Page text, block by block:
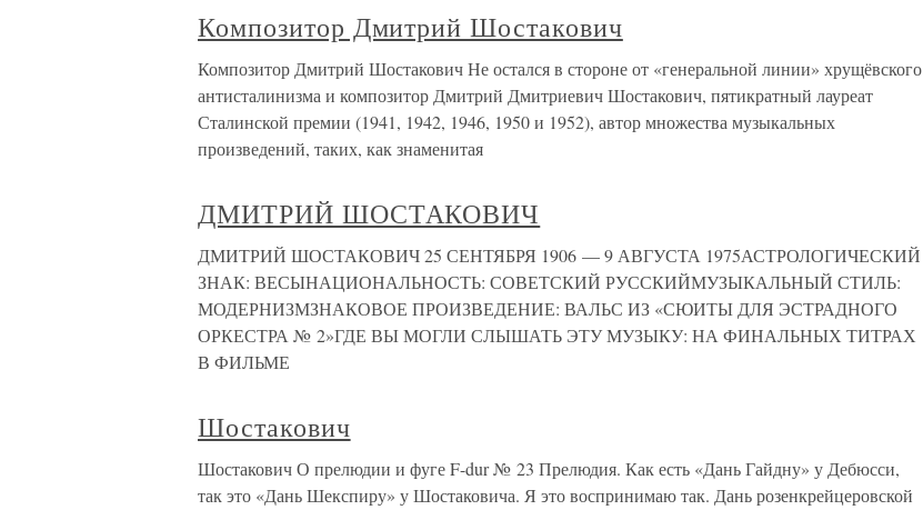
Композитор Дмитрий Шостакович
Композитор Дмитрий Шостакович Не остался в стороне от «генеральной линии» хрущёвского
антисталинизма и композитор Дмитрий Дмитриевич Шостакович, пятикратный лауреат
Сталинской премии (1941, 1942, 1946, 1950 и 1952), автор множества музыкальных
произведений, таких, как знаменитая
ДМИТРИЙ ШОСТАКОВИЧ
ДМИТРИЙ ШОСТАКОВИЧ 25 СЕНТЯБРЯ 1906 — 9 АВГУСТА 1975АСТРОЛОГИЧЕСКИЙ
ЗНАК: ВЕСЫНАЦИОНАЛЬНОСТЬ: СОВЕТСКИЙ РУССКИЙМУЗЫКАЛЬНЫЙ СТИЛЬ:
МОДЕРНИЗМЗНАКОВОЕ ПРОИЗВЕДЕНИЕ: ВАЛЬС ИЗ «СЮИТЫ ДЛЯ ЭСТРАДНОГО
ОРКЕСТРА № 2»ГДЕ ВЫ МОГЛИ СЛЫШАТЬ ЭТУ МУЗЫКУ: НА ФИНАЛЬНЫХ ТИТРАХ
В ФИЛЬМЕ
Шостакович
Шостакович О прелюдии и фуге F-dur № 23 Прелюдия. Как есть «Дань Гайдну» у Дебюсси,
так это «Дань Шекспиру» у Шостаковича. Я это воспринимаю так. Дань розенкрейцеровской